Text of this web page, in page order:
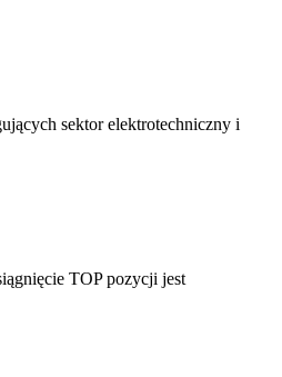
sektor elektrotechniczny i
TOP pozycji jest